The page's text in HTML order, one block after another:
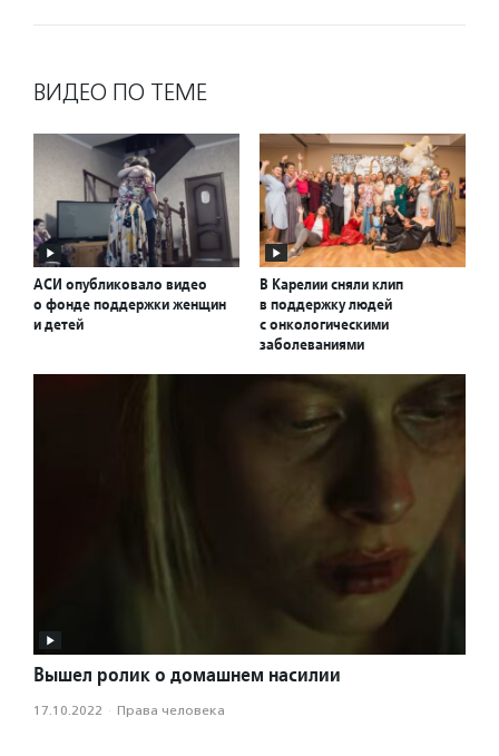
ВИДЕО ПО ТЕМЕ
АСИ опубликовало видео
о фонде поддержки женщин
и детей
В Карелии сняли клип
в поддержку людей
с онкологическими
заболеваниями
Вышел ролик о домашнем насилии
17.10.2022 · Права человека